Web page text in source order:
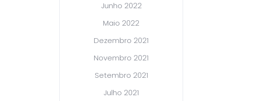
Junho 2022
Maio 2022
Dezembro 2021
Novembro 2021
Setembro 2021
Julho 2021